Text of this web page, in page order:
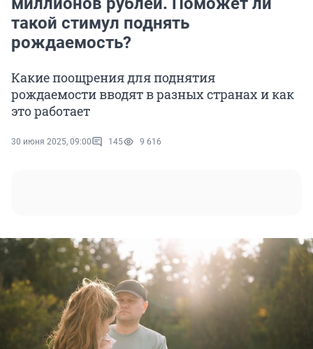
такой стимул поднять
рождаемость?
Какие поощрения для поднятия
рождаемости вводят в разных странах и как
это работает
30 июня 2025, 09:00 145 9 616